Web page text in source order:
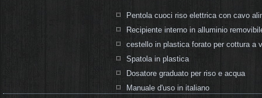
Pentola cuoci riso elettrica con cavo
Recipiente interno in alluminio
cestello in plastica forato per cottura a
Spatola in plastica
Dosatore graduato per riso e acqua
Manuale d'uso in italiano